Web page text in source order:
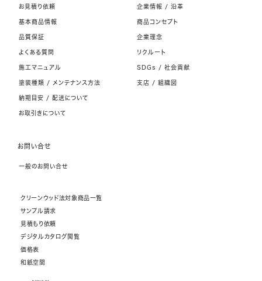
お見積り依頼
基本商品情報
品質保証
よくある質問
施工マニュアル
塗装種類 / メンテナンス方法
納期目安 / 配送について
お取引きについて
企業情報 / 沿革
商品コンセプト
企業理念
リクルート
SDGs / 社会貢献
支店 / 組織図
お問い合せ
一般のお問い合せ
クリーンウッド法対象商品一覧
サンプル請求
見積もり依頼
デジタルカタログ閲覧
価格表
和紙空間